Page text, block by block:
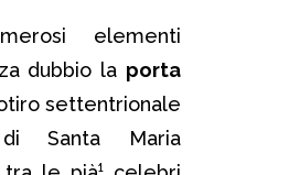
elementi
dubbio la porta
settentrionale
Santa Maria